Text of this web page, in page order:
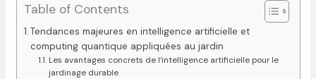
Table of Contents
Tendances majeures en intelligence artificielle et
computing quantique appliquées au jardin
Les avantages concrets de l’intelligence artificielle pour le
jardinage durable